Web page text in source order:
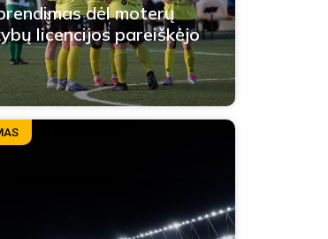
dėl moterų
licencijos pareiškėjo